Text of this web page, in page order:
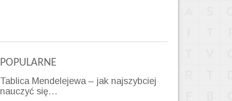
POPULARNE
Tablica Mendelejewa – jak najszybciej
nauczyć się…